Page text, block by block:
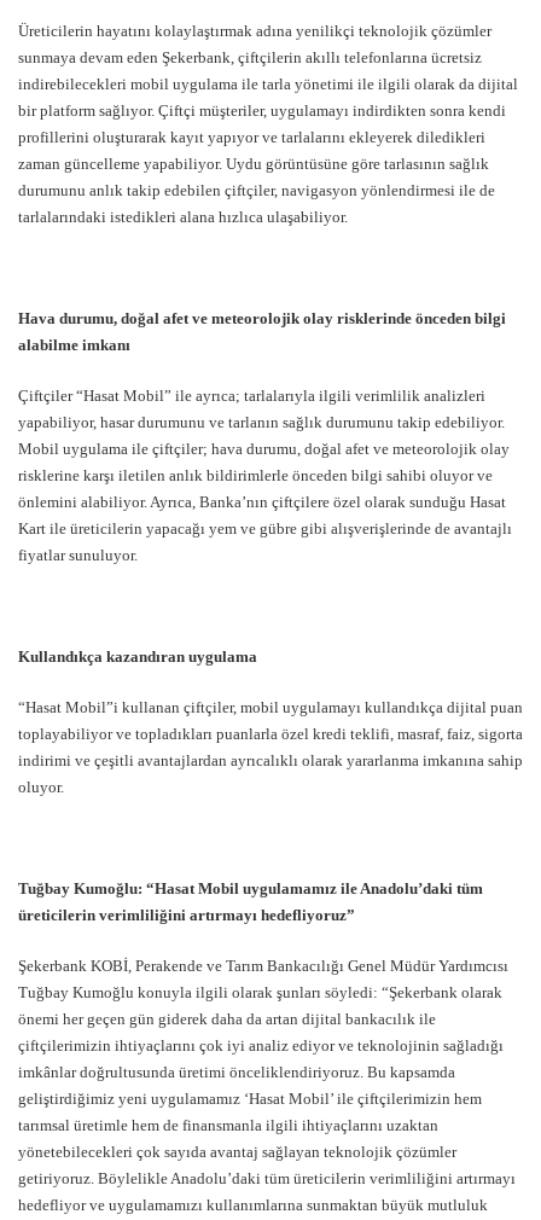
Üreticilerin hayatını kolaylaştırmak adına yenilikçi teknolojik çözümler
sunmaya devam eden Şekerbank, çiftçilerin akıllı telefonlarına ücretsiz
indirebilecekleri mobil uygulama ile tarla yönetimi ile ilgili olarak da dijital
bir platform sağlıyor. Çiftçi müşteriler, uygulamayı indirdikten sonra kendi
profillerini oluşturarak kayıt yapıyor ve tarlalarını ekleyerek diledikleri
zaman güncelleme yapabiliyor. Uydu görüntüsüne göre tarlasının sağlık
durumunu anlık takip edebilen çiftçiler, navigasyon yönlendirmesi ile de
tarlalarındaki istedikleri alana hızlıca ulaşabiliyor.
Hava durumu, doğal afet ve meteorolojik olay risklerinde önceden bilgi
alabilme imkanı
Çiftçiler “Hasat Mobil” ile ayrıca; tarlalarıyla ilgili verimlilik analizleri
yapabiliyor, hasar durumunu ve tarlanın sağlık durumunu takip edebiliyor.
Mobil uygulama ile çiftçiler; hava durumu, doğal afet ve meteorolojik olay
risklerine karşı iletilen anlık bildirimlerle önceden bilgi sahibi oluyor ve
önlemini alabiliyor. Ayrıca, Banka’nın çiftçilere özel olarak sunduğu Hasat
Kart ile üreticilerin yapacağı yem ve gübre gibi alışverişlerinde de avantajlı
fiyatlar sunuluyor.
Kullandıkça kazandıran uygulama
“Hasat Mobil”i kullanan çiftçiler, mobil uygulamayı kullandıkça dijital puan
toplayabiliyor ve topladıkları puanlarla özel kredi teklifi, masraf, faiz, sigorta
indirimi ve çeşitli avantajlardan ayrıcalıklı olarak yararlanma imkanına sahip
oluyor.
Tuğbay Kumoğlu: “Hasat Mobil uygulamamız ile Anadolu’daki tüm
üreticilerin verimliliğini artırmayı hedefliyoruz”
Şekerbank KOBİ, Perakende ve Tarım Bankacılığı Genel Müdür Yardımcısı
Tuğbay Kumoğlu konuyla ilgili olarak şunları söyledi: “Şekerbank olarak
önemi her geçen gün giderek daha da artan dijital bankacılık ile
çiftçilerimizin ihtiyaçlarını çok iyi analiz ediyor ve teknolojinin sağladığı
imkânlar doğrultusunda üretimi önceliklendiriyoruz. Bu kapsamda
geliştirdiğimiz yeni uygulamamız ‘Hasat Mobil’ ile çiftçilerimizin hem
tarımsal üretimle hem de finansmanla ilgili ihtiyaçlarını uzaktan
yönetebilecekleri çok sayıda avantaj sağlayan teknolojik çözümler
getiriyoruz. Böylelikle Anadolu’daki tüm üreticilerin verimliliğini artırmayı
hedefliyor ve uygulamamızı kullanımlarına sunmaktan büyük mutluluk